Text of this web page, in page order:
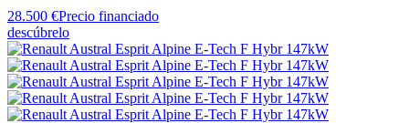
28.500 €Precio financiado
descúbrelo